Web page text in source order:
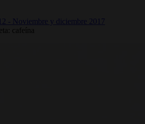
- Noviembre y diciembre 2017
cafeína